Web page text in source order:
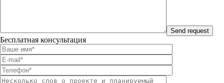
Бесплатная консультация